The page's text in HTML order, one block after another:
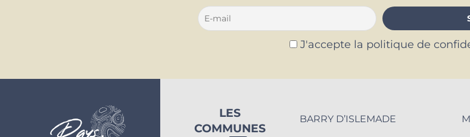
J'accepte la politique de
LES
COMMUNES
BARRY D’ISLEMADE